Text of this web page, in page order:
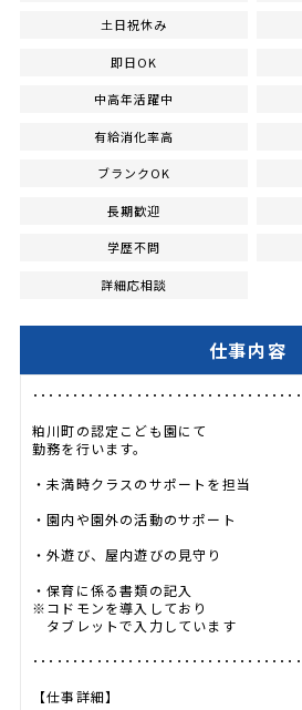
土日祝休み
即日OK
中高年活躍中
有給消化率高
ブランクOK
長期歓迎
学歴不問
詳細応相談
仕事内容
･････････････････････････････････
粕川町の認定こども園にて
勤務を行います。
・未満時クラスのサポートを担当
・園内や園外の活動のサポート
・外遊び、屋内遊びの見守り
・保育に係る書類の記入
※コドモンを導入しており
タブレットで入力しています
･････････････････････････････････
【仕事詳細】